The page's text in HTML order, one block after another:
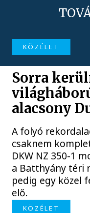
KÖZÉLET
Sorra
alacsony
A folyó
csaknem
DKW NZ 350-1
a Batthyány téri
pedig egy közel
elő.
KÖZÉLET